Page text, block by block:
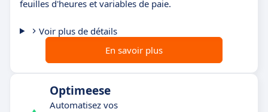
feuilles d'heures et variables de paie.
Voir plus de détails
En savoir plus
Optimeese
Automatisez vos